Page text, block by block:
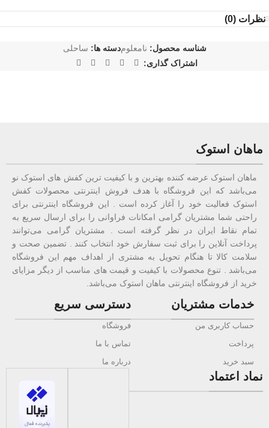
نظرات (0)
شناسه محصول: نامعلومدسته ها: ساحلی
اشتراک گذاری:
ماهان استوک
ماهان استوک عرضه کننده بهترین و با کیفیت ترین کفش های استوک نو
می‌باشد که این فروشگاه با هدف فروش اینترنتی محصولات کفش
استوک فعالیت خود را آغاز کرده است . این فروشگاه اینترنتی برای
راحتی شما مشتریان گرامی امکانات فراوانی را برای ارسال سریع به
تمام نقاط ایران در نظر گرفته است . مشتریان گرامی می‌توانند
پرداخت آنلاین را برای ثبت سفارش خود انتخاب کنند . تضمین صحت و
سلامت کالا تا هنگام تحویل به مشتری از اهداف مهم این فروشگاه
می‌باشد . تنوع محصولات با کیفیت و قیمت های مناسب از دیگر مزایای
خرید از فروشگاه اینترنتی ماهان استوک می‌باشد.
خدمات مشتریان
حساب کاربری من
پرداخت
سبد خرید
دسترسی سریع
فروشگاه
تماس با ما
درباره ما
نماد اعتماد